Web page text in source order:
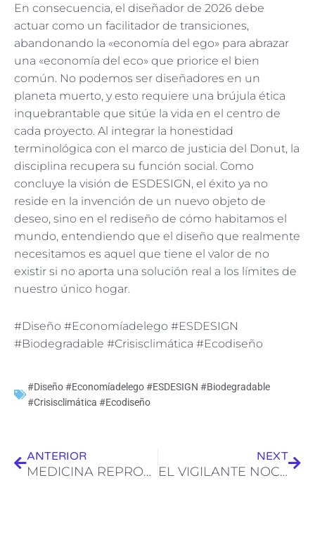
En consecuencia, el diseñador de 2026 debe
actuar como un facilitador de transiciones,
abandonando la «economía del ego» para abrazar
una «economía del eco» que priorice el bien
común. No podemos ser diseñadores en un
planeta muerto, y esto requiere una brújula ética
inquebrantable que sitúe la vida en el centro de
cada proyecto. Al integrar la honestidad
terminológica con el marco de justicia del Donut, la
disciplina recupera su función social. Como
concluye la visión de ESDESIGN, el éxito ya no
reside en la invención de un nuevo objeto de
deseo, sino en el rediseño de cómo habitamos el
mundo, entendiendo que el diseño que realmente
necesitamos es aquel que tiene el valor de no
existir si no aporta una solución real a los límites de
nuestro único hogar.
#Diseño #Economíadelego #ESDESIGN
#Biodegradable #Crisisclimática #Ecodiseño
#Diseño #Economíadelego #ESDESIGN #Biodegradable
#Crisisclimática #Ecodiseño
ANTERIOR
MEDICINA REPRODUCTIVA
NEXT
EL VIGILANTE NOCTURNO